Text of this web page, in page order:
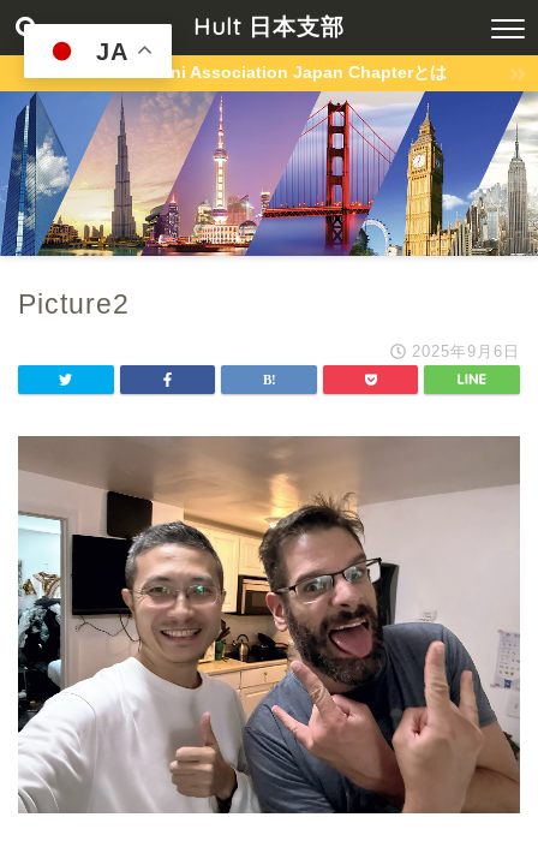
Hult 日本支部
Hult Alumni Association Japan Chapterとは
Picture2
2025年9月6日
JA